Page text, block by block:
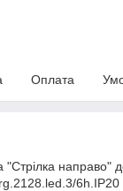
Оплата
"Стрілка направо"
6h.IP20